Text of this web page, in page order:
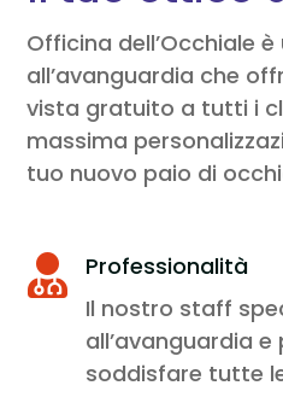
Officina dell’Occhiale è
all’avanguardia che
vista gratuito a tutti i
massima
tuo nuovo paio di

Professionalità
Il nostro staff
all’avanguardia
soddisfare tutte